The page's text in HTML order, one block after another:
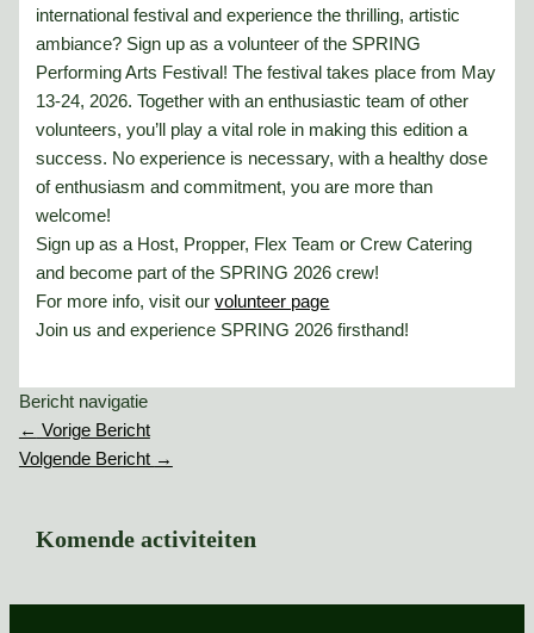
international festival and experience the thrilling, artistic
ambiance? Sign up as a volunteer of the SPRING
Performing Arts Festival! The festival takes place from May
13-24, 2026. Together with an enthusiastic team of other
volunteers, you’ll play a vital role in making this edition a
success. No experience is necessary, with a healthy dose
of enthusiasm and commitment, you are more than
welcome!
Sign up as a Host, Propper, Flex Team or Crew Catering
and become part of the SPRING 2026 crew!
For more info, visit ourvolunteer page
Join us and experience SPRING 2026 firsthand!
Bericht navigatie
← Vorige Bericht
Volgende Bericht →
Komende activiteiten